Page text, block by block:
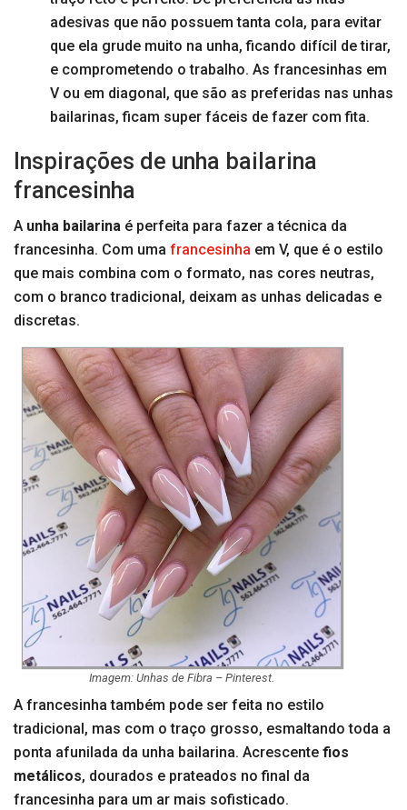
adesivas que não possuem tanta cola, para evitar
que ela grude muito na unha, ficando difícil de tirar,
e comprometendo o trabalho. As francesinhas em
V ou em diagonal, que são as preferidas nas unhas
bailarinas, ficam super fáceis de fazer com fita.
Inspirações de unha bailarina
francesinha
A unha bailarina é perfeita para fazer a técnica da
francesinha. Com uma francesinha em V, que é o estilo
que mais combina com o formato, nas cores neutras,
com o branco tradicional, deixam as unhas delicadas e
discretas.
Imagem: Unhas de Fibra – Pinterest.
A francesinha também pode ser feita no estilo
tradicional, mas com o traço grosso, esmaltando toda a
ponta afunilada da unha bailarina. Acrescente fios
metálicos, dourados e prateados no final da
francesinha para um ar mais sofisticado.